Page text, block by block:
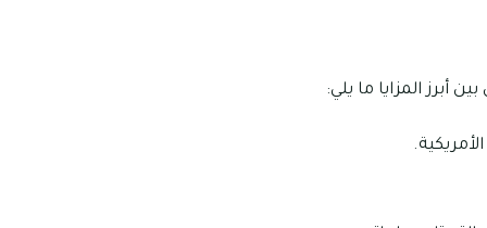
أبرز المزايا ما يلي: